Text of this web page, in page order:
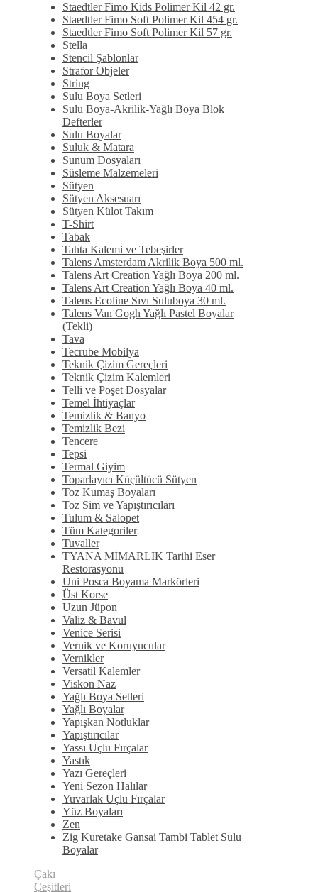
Staedtler Fimo Kids Polimer Kil 42 gr.
Staedtler Fimo Soft Polimer Kil 454 gr.
Staedtler Fimo Soft Polimer Kil 57 gr.
Stella
Stencil Şablonlar
Strafor Objeler
String
Sulu Boya Setleri
Sulu Boya-Akrilik-Yağlı Boya Blok
Defterler
Sulu Boyalar
Suluk & Matara
Sunum Dosyaları
Süsleme Malzemeleri
Sütyen
Sütyen Aksesuarı
Sütyen Külot Takım
T-Shirt
Tabak
Tahta Kalemi ve Tebeşirler
Talens Amsterdam Akrilik Boya 500 ml.
Talens Art Creation Yağlı Boya 200 ml.
Talens Art Creation Yağlı Boya 40 ml.
Talens Ecoline Sıvı Suluboya 30 ml.
Talens Van Gogh Yağlı Pastel Boyalar
(Tekli)
Tava
Tecrube Mobilya
Teknik Çizim Gereçleri
Teknik Çizim Kalemleri
Telli ve Poşet Dosyalar
Temel İhtiyaçlar
Temizlik & Banyo
Temizlik Bezi
Tencere
Tepsi
Termal Giyim
Toparlayıcı Küçültücü Sütyen
Toz Kumaş Boyaları
Toz Sim ve Yapıştırıcıları
Tulum & Salopet
Tüm Kategoriler
Tuvaller
TYANA MİMARLIK Tarihi Eser
Restorasyonu
Uni Posca Boyama Markörleri
Üst Korse
Uzun Jüpon
Valiz & Bavul
Venice Serisi
Vernik ve Koruyucular
Vernikler
Versatil Kalemler
Viskon Naz
Yağlı Boya Setleri
Yağlı Boyalar
Yapışkan Notluklar
Yapıştırıcılar
Yassı Uçlu Fırçalar
Yastık
Yazı Gereçleri
Yeni Sezon Halılar
Yuvarlak Uçlu Fırçalar
Yüz Boyaları
Zen
​Zig Kuretake Gansai Tambi Tablet Sulu
Boyalar
Çakı
Çeşitleri